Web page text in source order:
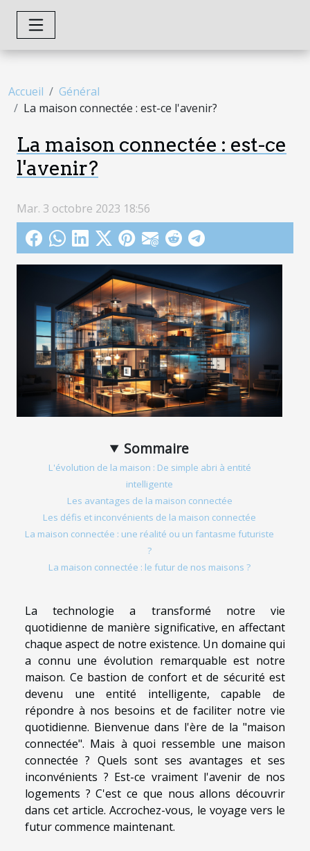
Accueil
Général
La maison connectée : est-ce l'avenir?
La maison connectée : est-ce
l'avenir?
Mar. 3 octobre 2023 18:56
Sommaire
L'évolution de la maison : De simple abri à entité
intelligente
Les avantages de la maison connectée
Les défis et inconvénients de la maison connectée
La maison connectée : une réalité ou un fantasme futuriste
?
La maison connectée : le futur de nos maisons ?
La technologie a transformé notre vie
quotidienne de manière significative, en affectant
chaque aspect de notre existence. Un domaine qui
a connu une évolution remarquable est notre
maison. Ce bastion de confort et de sécurité est
devenu une entité intelligente, capable de
répondre à nos besoins et de faciliter notre vie
quotidienne. Bienvenue dans l'ère de la "maison
connectée". Mais à quoi ressemble une maison
connectée ? Quels sont ses avantages et ses
inconvénients ? Est-ce vraiment l'avenir de nos
logements ? C'est ce que nous allons découvrir
dans cet article. Accrochez-vous, le voyage vers le
futur commence maintenant.